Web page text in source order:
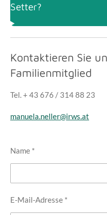
Setter?
Kontaktieren Sie
Familienmitglied
Tel. + 43 676 / 314 88 23
manuela.neller@irws.at
Name *
E-Mail-Adresse *